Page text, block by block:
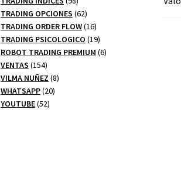
productos
TRADING OPCIONES 6262
productos
TRADING ORDER FLOW 1616
productos
TRADING PSICOLOGICO 1919
productos
ROBOT TRADING PREMIUM 66
VENTAS 154154
productos
VILMA NUÑEZ 88
WHATSAPP 2020
YOUTUBE 5252